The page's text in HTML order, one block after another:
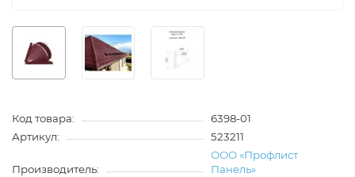
Код товара:
6398-01
Артикул:
523211
Производитель:
ООО «Профлист
Панель»